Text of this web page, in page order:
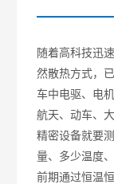
同环境温度，
少制冷等才能
恒压恒流系统
温恒流测试制
随着高科技迅
然散热方式，
车中电驱、电
航天、动车、
精密设备就要
量、多少温度
前期通过恒温